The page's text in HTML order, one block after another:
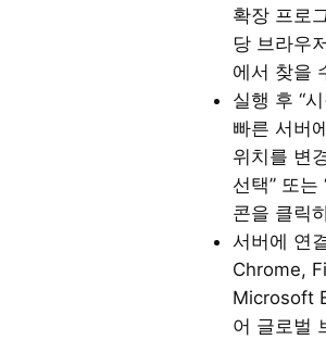
확장 프로
당 브라우
에서 찾을
실행 후 “
빠른 서버
위치를 변
선택” 또는
콘을 클릭
서버에 연
Chrome,
Microsoft
어 글로벌